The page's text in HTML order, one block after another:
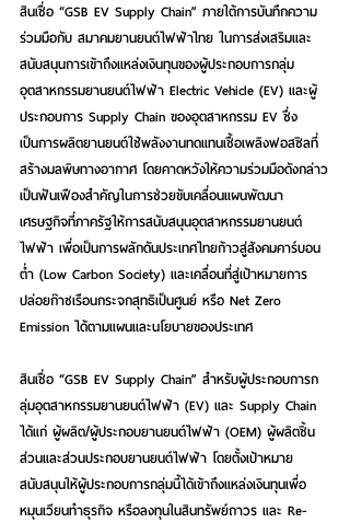
สินเชื่อ “GSB EV Supply Chain” ภายใต้การบันทึกความ
ร่วมมือกับ สมาคมยานยนต์ไฟฟ้าไทย ในการส่งเสริมและ
สนับสนุนการเข้าถึงแหล่งเงินทุนของผู้ประกอบการกลุ่ม
อุตสาหกรรมยานยนต์ไฟฟ้า Electric Vehicle (EV) และผู้
ประกอบการ Supply Chain ของอุตสาหกรรม EV ซึ่ง
เป็นการผลิตยานยนต์ใช้พลังงานทดแทนเชื้อเพลิงฟอสซิลที่
สร้างมลพิษทางอากาศ โดยคาดหวังให้ความร่วมมือดังกล่าว
เป็นฟันเฟืองสำคัญในการช่วยขับเคลื่อนแผนพัฒนา
เศรษฐกิจที่ภาครัฐให้การสนับสนุนอุตสาหกรรมยานยนต์
ไฟฟ้า เพื่อเป็นการผลักดันประเทศไทยก้าวสู่สังคมคาร์บอน
ต่ำ (Low Carbon Society) และเคลื่อนที่สู่เป้าหมายการ
ปล่อยก๊าซเรือนกระจกสุทธิเป็นศูนย์ หรือ Net Zero
Emission ได้ตามแผนและนโยบายของประเทศ
สินเชื่อ “GSB EV Supply Chain” สำหรับผู้ประกอบการก
ลุ่มอุตสาหกรรมยานยนต์ไฟฟ้า (EV) และ Supply Chain
ได้แก่ ผู้ผลิต/ผู้ประกอบยานยนต์ไฟฟ้า (OEM) ผู้ผลิตชิ้น
ส่วนและส่วนประกอบยานยนต์ไฟฟ้า โดยตั้งเป้าหมาย
สนับสนุนให้ผู้ประกอบการกลุ่มนี้ได้เข้าถึงแหล่งเงินทุนเพื่อ
หมุนเวียนทำธุรกิจ หรือลงทุนในสินทรัพย์ถาวร และ Re-